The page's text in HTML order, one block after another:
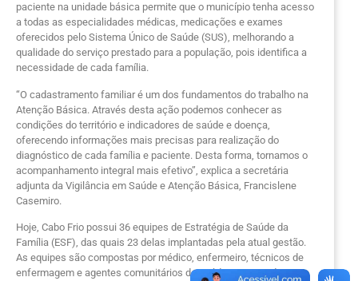
paciente na unidade básica permite que o município tenha acesso
a todas as especialidades médicas, medicações e exames
oferecidos pelo Sistema Único de Saúde (SUS), melhorando a
qualidade do serviço prestado para a população, pois identifica a
necessidade de cada família.
“O cadastramento familiar é um dos fundamentos do trabalho na
Atenção Básica. Através desta ação podemos conhecer as
condições do território e indicadores de saúde e doença,
oferecendo informações mais precisas para realização do
diagnóstico de cada família e paciente. Desta forma, tornamos o
acompanhamento integral mais efetivo”, explica a secretária
adjunta da Vigilância em Saúde e Atenção Básica, Francislene
Casemiro.
Hoje, Cabo Frio possui 36 equipes de Estratégia de Saúde da
Família (ESF), das quais 23 delas implantadas pela atual gestão.
As equipes são compostas por médico, enfermeiro, técnicos de
enfermagem e agentes comunitários de saúde, que atendem em